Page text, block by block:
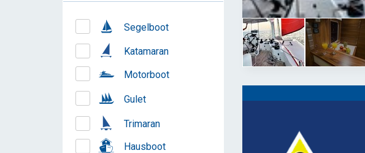
Segelboot
Katamaran
Motorboot
Gulet
Trimaran
Hausboot